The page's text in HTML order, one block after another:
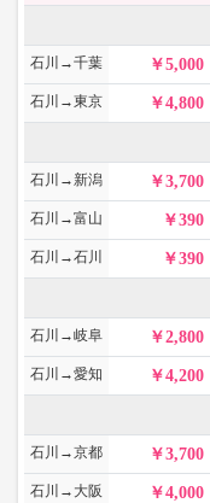
石川→千葉 5,000
石川→東京 4,800
石川→新潟 3,700
石川→富山 390
石川→石川 390
石川→岐阜 2,800
石川→愛知 4,200
石川→京都 3,700
石川→大阪 4,000